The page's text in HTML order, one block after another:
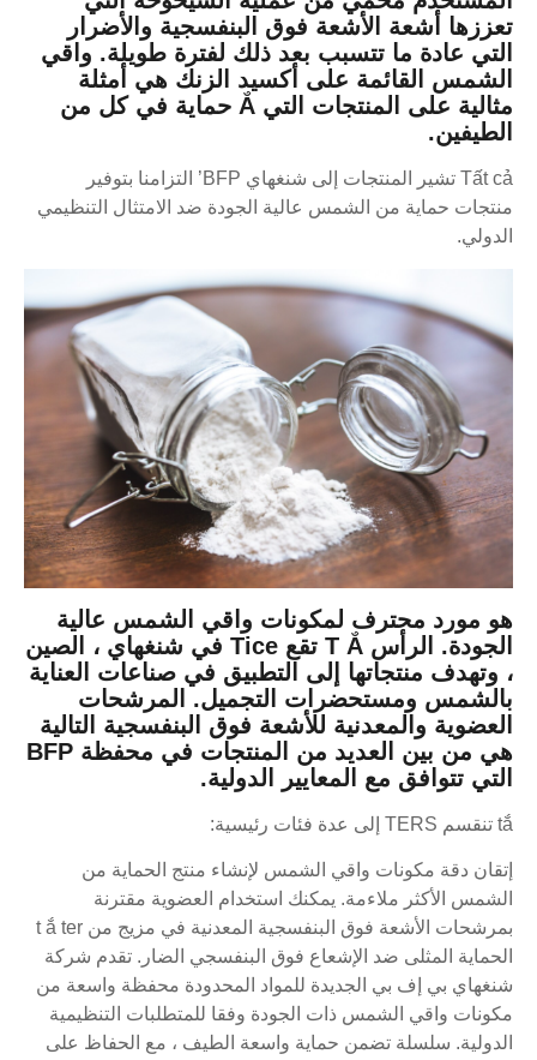
تعززها أشعة الأشعة فوق البنفسجية والأضرار
التي عادة ما تتسبب بعد ذلك لفترة طويلة. واقي
الشمس القائمة على أكسيد الزنك هي أمثلة
مثالية على المنتجات التي Ắ حماية في كل من
الطيفين.
Tất cả تشير المنتجات إلى شنغهاي BFP’ التزامنا بتوفير
منتجات حماية من الشمس عالية الجودة ضد الامتثال التنظيمي
الدولي.
هو مورد محترف لمكونات واقي الشمس عالية
الجودة. الرأس T Ắ تقع Tice في شنغهاي ، الصين
، وتهدف منتجاتها إلى التطبيق في صناعات العناية
بالشمس ومستحضرات التجميل. المرشحات
العضوية والمعدنية للأشعة فوق البنفسجية التالية
هي من بين العديد من المنتجات في محفظة BFP
التي تتوافق مع المعايير الدولية.
tắ تنقسم TERS إلى عدة فئات رئيسية:
إتقان دقة مكونات واقي الشمس لإنشاء منتج الحماية من
الشمس الأكثر ملاءمة. يمكنك استخدام العضوية مقترنة
بمرشحات الأشعة فوق البنفسجية المعدنية في مزيج من t ắ ter
الحماية المثلى ضد الإشعاع فوق البنفسجي الضار. تقدم شركة
شنغهاي بي إف بي الجديدة للمواد المحدودة محفظة واسعة من
مكونات واقي الشمس ذات الجودة وفقا للمتطلبات التنظيمية
الدولية. سلسلة تضمن حماية واسعة الطيف ، مع الحفاظ على